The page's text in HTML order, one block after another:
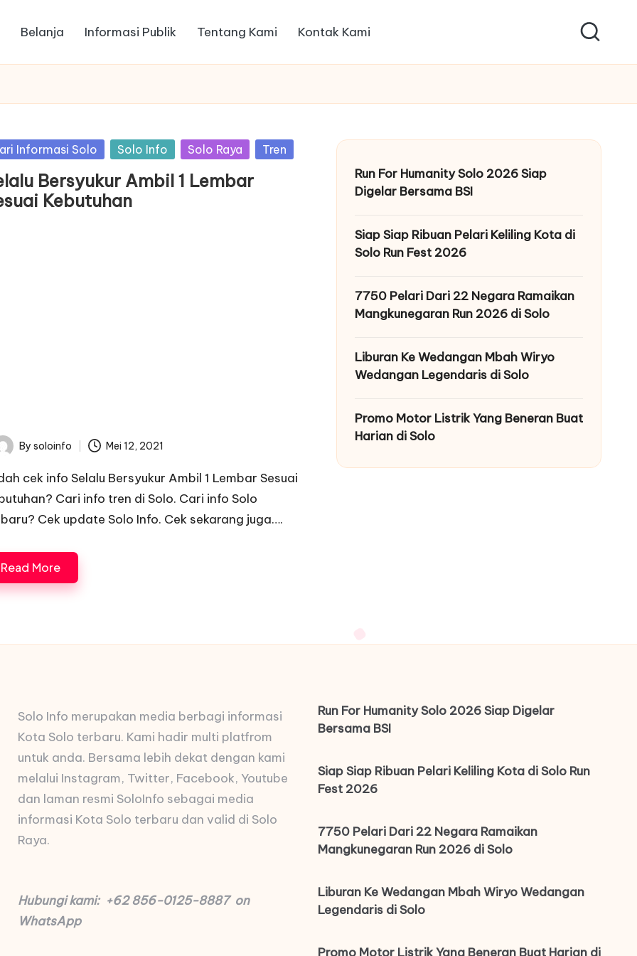
Belanja Informasi Publik Tentang Kami Kontak Kami
Informasi Solo Solo Info Solo Raya Tren
Bersyukur Ambil 1 Lembar
Kebutuhan
By soloinfo Mei 12, 2021
cek info Selalu Bersyukur Ambil 1 Lembar Sesuai
Cari info tren di Solo. Cari info Solo
Cek update Solo Info. Cek sekarang juga….
Read More
Run For Humanity Solo 2026 Siap
Digelar Bersama BSI
Siap Siap Ribuan Pelari Keliling Kota di
Solo Run Fest 2026
7750 Pelari Dari 22 Negara Ramaikan
Mangkunegaran Run 2026 di Solo
Liburan Ke Wedangan Mbah Wiryo
Wedangan Legendaris di Solo
Promo Motor Listrik Yang Beneran Buat
Harian di Solo
Solo Info merupakan media berbagi informasi
Kota Solo terbaru. Kami hadir multi platfrom
untuk anda. Bersama lebih dekat dengan kami
melalui Instagram, Twitter, Facebook, Youtube
dan laman resmi SoloInfo sebagai media
informasi Kota Solo terbaru dan valid di Solo
Raya.
Hubungi kami: +62 856-0125-8887 on
WhatsApp
Run For Humanity Solo 2026 Siap Digelar
Bersama BSI
Siap Siap Ribuan Pelari Keliling Kota di Solo Run
Fest 2026
7750 Pelari Dari 22 Negara Ramaikan
Mangkunegaran Run 2026 di Solo
Liburan Ke Wedangan Mbah Wiryo Wedangan
Legendaris di Solo
Promo Motor Listrik Yang Beneran Buat Harian di